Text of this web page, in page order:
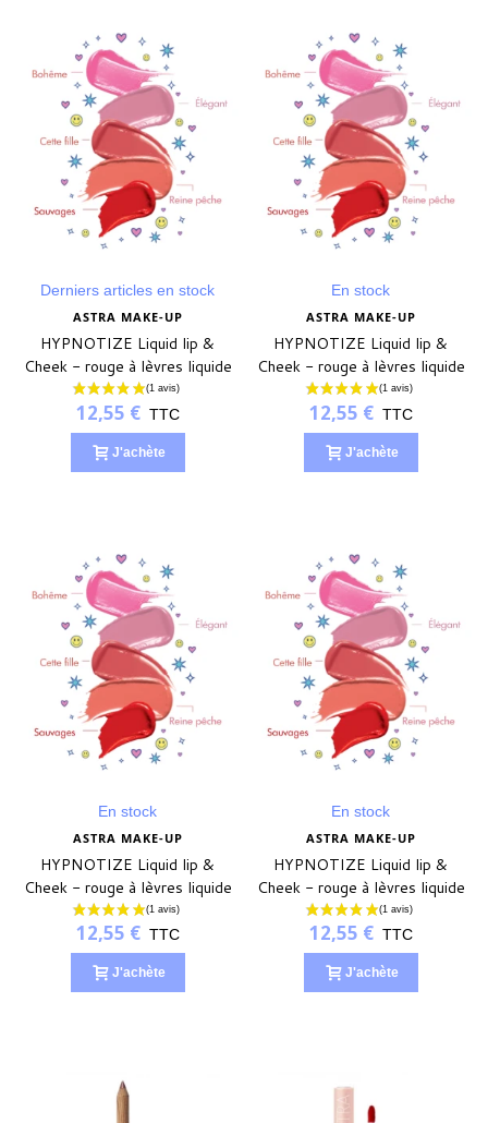
Derniers articles en stock
ASTRA MAKE-UP
HYPNOTIZE Liquid lip &
Cheek - rouge à lèvres liquide
- ÉLÉGANT
12,55 € TTC
J'achète
En stock
ASTRA MAKE-UP
HYPNOTIZE Liquid lip &
Cheek - rouge à lèvres liquide
- CETTE FILLE
12,55 € TTC
J'achète
En stock
ASTRA MAKE-UP
HYPNOTIZE Liquid lip &
Cheek - rouge à lèvres liquide
- REINE PÊCHE
12,55 € TTC
J'achète
En stock
ASTRA MAKE-UP
HYPNOTIZE Liquid lip &
Cheek - rouge à lèvres liquide
- SAUVAGES
12,55 € TTC
J'achète